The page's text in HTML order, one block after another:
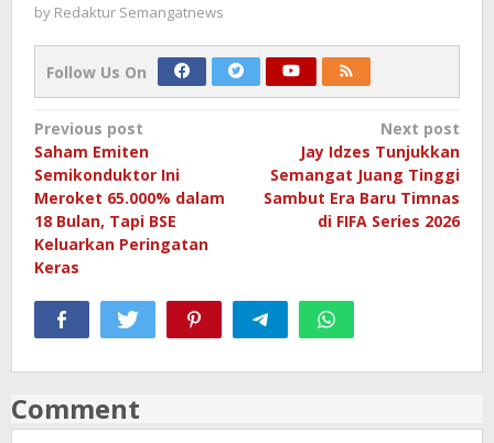
by Redaktur Semangatnews
Follow Us On
Post
navigation
Previous post
Saham Emiten
Semikonduktor Ini
Meroket 65.000% dalam
18 Bulan, Tapi BSE
Keluarkan Peringatan
Keras
Next post
Jay Idzes Tunjukkan
Semangat Juang Tinggi
Sambut Era Baru Timnas
di FIFA Series 2026
Comment